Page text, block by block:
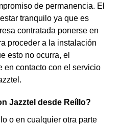
de permanencia. El
tranquilo ya que es
contratada ponerse en
proceder a la instalación
esto no ocurra, el
en contacto con el servicio
Jazztel desde Reíllo?
o en cualquier otra parte